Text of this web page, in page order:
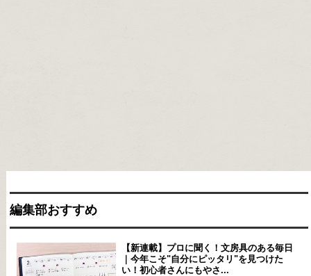
編集部おすすめ
【新連載】プロに聞く！文房具のある毎日
｜今年こそ"自分にピッタリ"を見つけた
い！初心者さんにもやさ...